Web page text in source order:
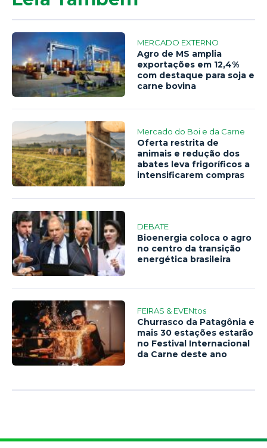
MERCADO EXTERNO
Agro de MS amplia
exportações em 12,4%
com destaque para soja e
carne bovina
Mercado do Boi e da Carne
Oferta restrita de
animais e redução dos
abates leva frigoríficos a
intensificarem compras
DEBATE
Bioenergia coloca o agro
no centro da transição
energética brasileira
FEIRAS & EVENtos
Churrasco da Patagônia e
mais 30 estações estarão
no Festival Internacional
da Carne deste ano